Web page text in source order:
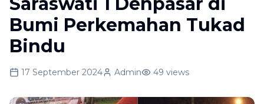
Bumi Perkemahan Tukad
Bindu
17 September 2024 Admin 49 views